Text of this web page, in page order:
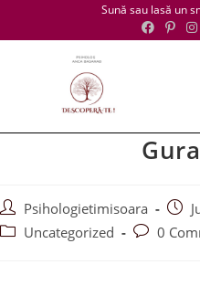
Sună sau lasă un
Psihologietimisoara
Uncategorized
0